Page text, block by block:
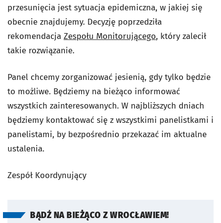
przesunięcia jest sytuacja epidemiczna, w jakiej się
obecnie znajdujemy. Decyzję poprzedziła
rekomendacja Zespołu Monitorującego, który zalecił
takie rozwiązanie.
Panel chcemy zorganizować jesienią, gdy tylko będzie
to możliwe. Będziemy na bieżąco informować
wszystkich zainteresowanych. W najbliższych dniach
będziemy kontaktować się z wszystkimi panelistkami i
panelistami, by bezpośrednio przekazać im aktualne
ustalenia.
Zespół Koordynujący
BĄDŹ NA BIEŻĄCO Z WROCŁAWIEM!